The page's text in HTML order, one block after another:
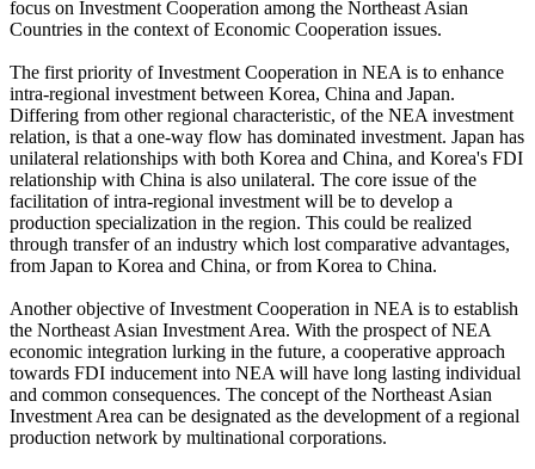
focus on Investment Cooperation among the Northeast Asian
Countries in the context of Economic Cooperation issues.
The first priority of Investment Cooperation in NEA is to enhance
intra-regional investment between Korea, China and Japan.
Differing from other regional characteristic, of the NEA investment
relation, is that a one-way flow has dominated investment. Japan has
unilateral relationships with both Korea and China, and Korea's FDI
relationship with China is also unilateral. The core issue of the
facilitation of intra-regional investment will be to develop a
production specialization in the region. This could be realized
through transfer of an industry which lost comparative advantages,
from Japan to Korea and China, or from Korea to China.
Another objective of Investment Cooperation in NEA is to establish
the Northeast Asian Investment Area. With the prospect of NEA
economic integration lurking in the future, a cooperative approach
towards FDI inducement into NEA will have long lasting individual
and common consequences. The concept of the Northeast Asian
Investment Area can be designated as the development of a regional
production network by multinational corporations.